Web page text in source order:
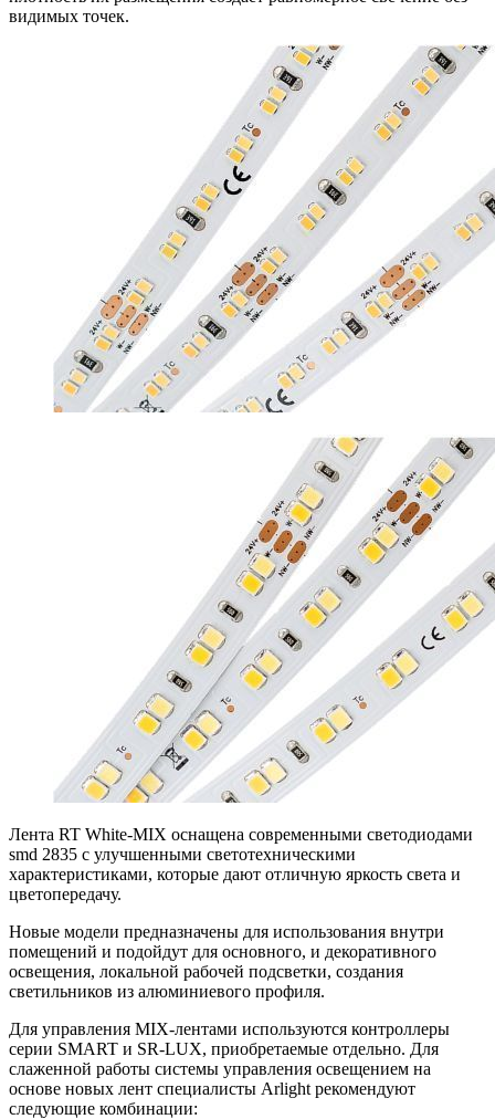
видимых точек.
Лента RT White-MIX оснащена современными светодиодами
smd 2835 с улучшенными светотехническими
характеристиками, которые дают отличную яркость света и
цветопередачу.
Новые модели предназначены для использования внутри
помещений и подойдут для основного, и декоративного
освещения, локальной рабочей подсветки, создания
светильников из алюминиевого профиля.
Для управления MIX-лентами используются контроллеры
серии SMART и SR-LUX, приобретаемые отдельно. Для
слаженной работы системы управления освещением на
основе новых лент специалисты Arlight рекомендуют
следующие комбинации: